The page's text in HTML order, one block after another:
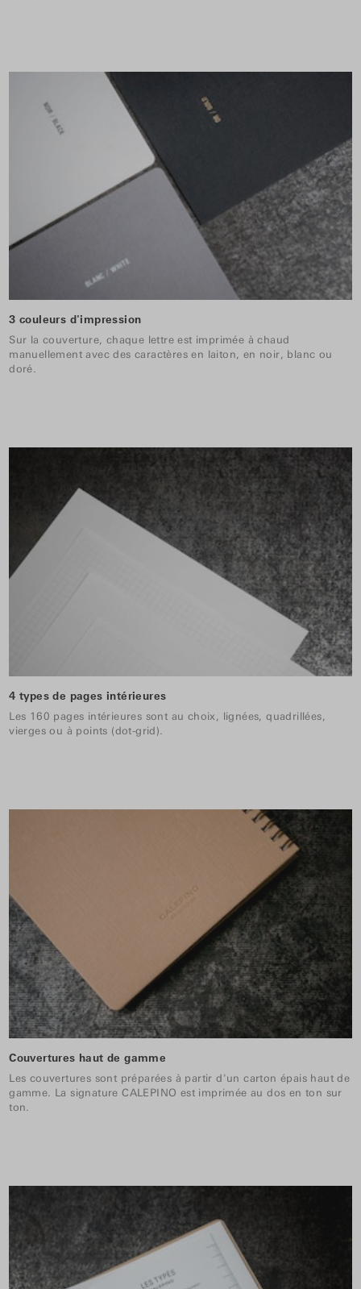
3 couleurs d'impression
Sur la couverture, chaque lettre est imprimée à chaud
manuellement avec des caractères en laiton, en noir, blanc ou
doré.
4 types de pages intérieures
Les 160 pages intérieures sont au choix, lignées, quadrillées,
vierges ou à points (dot-grid).
Couvertures haut de gamme
Les couvertures sont préparées à partir d'un carton épais haut de
gamme. La signature CALEPINO est imprimée au dos en ton sur
ton.